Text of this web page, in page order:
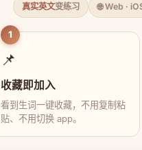
真实英文变练习 🌐 Web ·
1
📌
收藏即加入
看到生词一键收藏，不用复制粘
贴、不用切换 app。